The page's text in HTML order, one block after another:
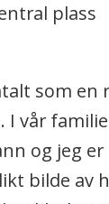
plass
som en
I vår
og jeg er
bilde av